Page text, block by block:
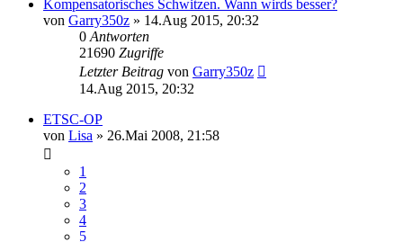
Kompensatorisches Schwitzen. Wann wirds besser?
von Garry350z » 14.Aug 2015, 20:32
0 Antworten
21690 Zugriffe
Letzter Beitrag von Garry350z
14.Aug 2015, 20:32
ETSC-OP
von Lisa » 26.Mai 2008, 21:58
1
2
3
4
5